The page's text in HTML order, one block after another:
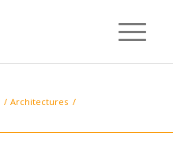
/ Architectures /